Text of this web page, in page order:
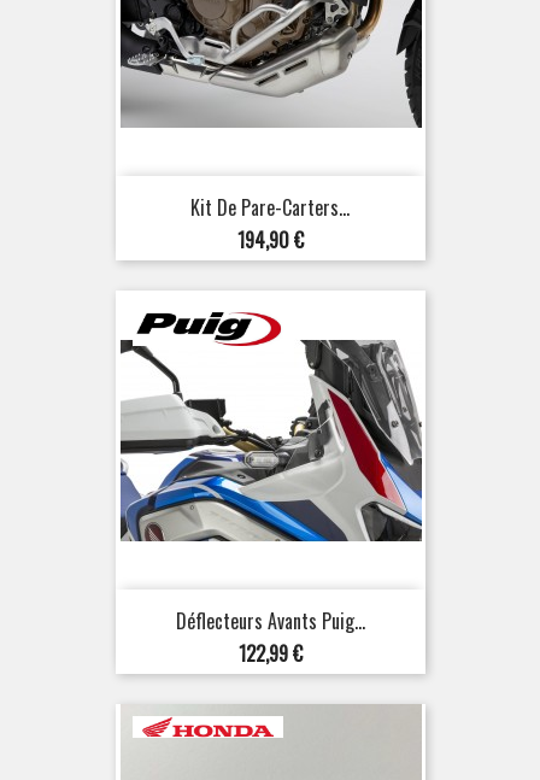
Kit De Pare-Carters...
Prix
194,90 €
Déflecteurs Avants Puig...
Prix
122,99 €